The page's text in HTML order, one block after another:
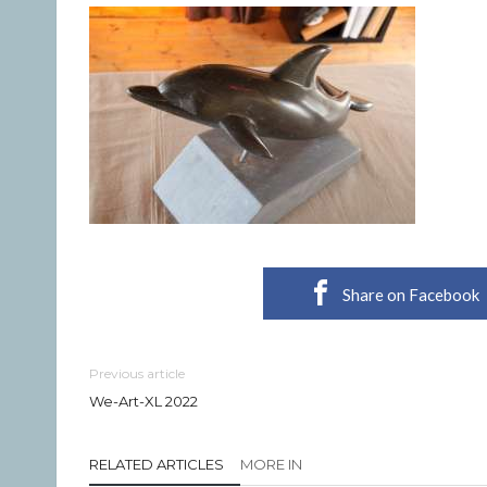
Share on Facebook
Previous article
We-Art-XL 2022
RELATED ARTICLES MORE IN